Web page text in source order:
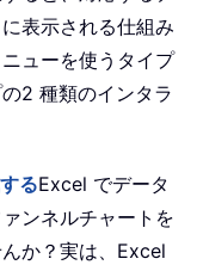
表示される仕組み
ューを使うタイプ
2 種類のインタラ
るExcel でデータ
ンネルチャートを
か？実は、Excel